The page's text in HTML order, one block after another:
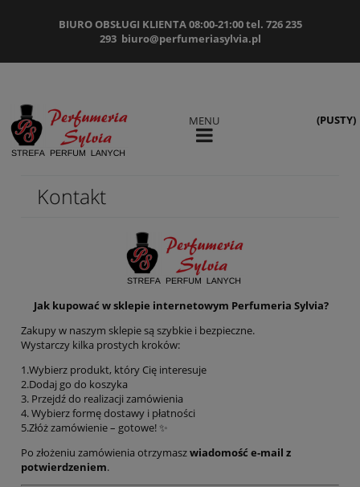
BIURO OBSŁUGI KLIENTA 08:00-21:00 tel. 726 235
293 biuro@perfumeriasylvia.pl
(PUSTY)
MENU
Kontakt
Jak kupować w sklepie internetowym Perfumeria Sylvia?
Zakupy w naszym sklepie są szybkie i bezpieczne.
Wystarczy kilka prostych kroków:
1.Wybierz produkt, który Cię interesuje
2.Dodaj go do koszyka
3. Przejdź do realizacji zamówienia
4. Wybierz formę dostawy i płatności
5.Złóż zamówienie – gotowe! ✨
Po złożeniu zamówienia otrzymaszwiadomość e-mail z
potwierdzeniem.